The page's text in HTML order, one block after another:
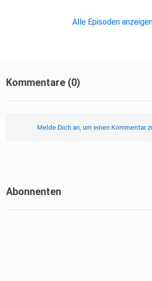
Alle Episoden
Kommentare (0)
Melde Dich an, um einen Kommentar
Abonnenten